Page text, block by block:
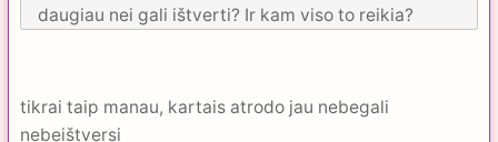
daugiau nei gali ištverti? Ir kam viso to reikia?
tikrai taip manau, kartais atrodo jau nebegali
nebeištversi